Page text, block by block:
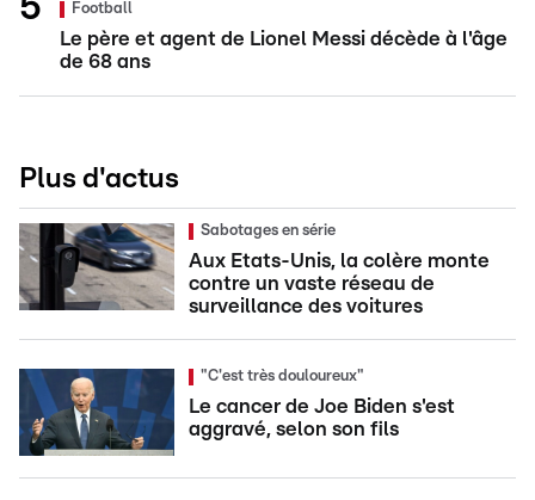
Football
Le père et agent de Lionel Messi décède à l'âge
de 68 ans
Plus d'actus
Sabotages en série
Aux Etats-Unis, la colère monte
contre un vaste réseau de
surveillance des voitures
"C'est très douloureux"
Le cancer de Joe Biden s'est
aggravé, selon son fils